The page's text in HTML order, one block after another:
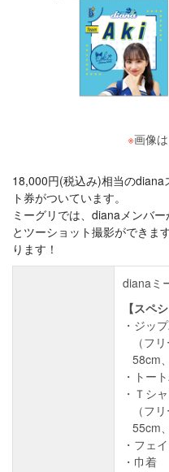
※画像
18,000円(税込み)相当の
ト券がついています。
ミーグリでは、dianaメンバ
とツーショット撮影ができま
ります！
dianaミ
【スペ
ジッ
（フ
58cm
トー
Ｔシ
（フ
55cm
フェ
巾着